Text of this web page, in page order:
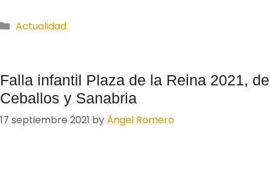
Actualidad
Falla infantil Plaza de la Reina 2021, de
Ceballos y Sanabria
17 septiembre 2021 by Ángel Romero